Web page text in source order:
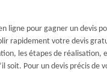
ligne pour gagner un devis
rapidement votre devis
les étapes de réalisation,
soit. Pour un devis précis de